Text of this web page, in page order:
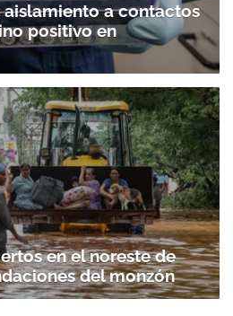
aislamiento a contactos
positivo en
en el noreste de
del monzón